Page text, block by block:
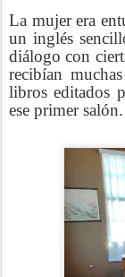
La mujer era
un inglés
diálogo con
recibían
libros editados
ese primer salón.